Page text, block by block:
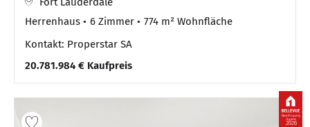
Herrenhaus
6 Zimmer
774 m² Wohnfläche
Kontakt: Properstar SA
20.781.984 € Kaufpreis
2026
Best Property
Agents